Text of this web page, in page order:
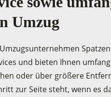
Umzug
und bieten Ihnen
oder über größere
zur Seite steht, wenn es